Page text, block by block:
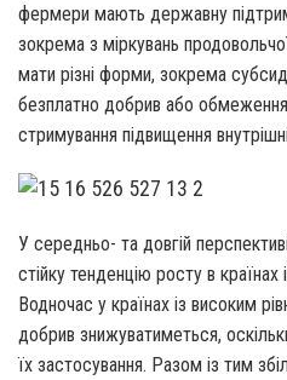
фермери мають державну
зокрема з міркувань
мати різні форми, зокрема
безплатно добрив або
стримування підвищення
У середньо- та довгій
стійку тенденцію росту в
Водночас у країнах із високим
добрив знижуватиметься,
їх застосування. Разом із тим